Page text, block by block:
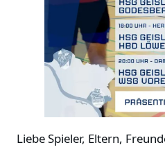
Liebe Spieler, Eltern,